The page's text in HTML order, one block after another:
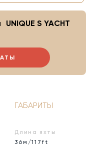
UNIQUE S YACHT
ГАБАРИТЫ
Длина яхты
36м/117ft